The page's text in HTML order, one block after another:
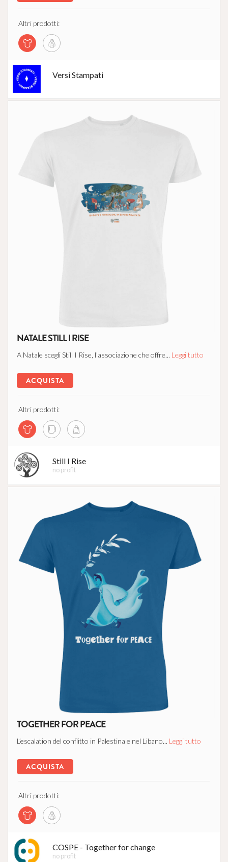
Altri prodotti:
Versi Stampati
NATALE STILL I RISE
A Natale scegli Still I Rise, l'associazione che offre... Leggi tutto
ACQUISTA
Altri prodotti:
Still I Rise
no profit
TOGETHER FOR PEACE
L’escalation del conflitto in Palestina e nel Libano... Leggi tutto
ACQUISTA
Altri prodotti:
COSPE - Together for change
no profit